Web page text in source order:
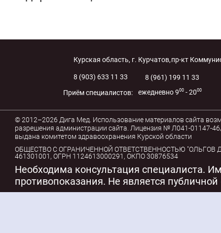
Курская область, г. Курчатов,пр-кт
8 (903) 633 11 33
8 (961) 199 11 33
Приём специалистов:
ежедневно 900 - 2000
© 2012–2026 Дига Мед. Использование материалов сайта
разрешения администрации сайта. Лицензия № Л041-01147-
выдана комитетом здравоохранения Курской области
ОБЩЕСТВО С ОГРАНИЧЕННОЙ ОТВЕТСТВЕННОСТЬЮ "ОЛЬГОВ
461301001, ОГРН 1124613000291, ОКПО 30876534
Необходима консультация специалиста.
противопоказания. Не является